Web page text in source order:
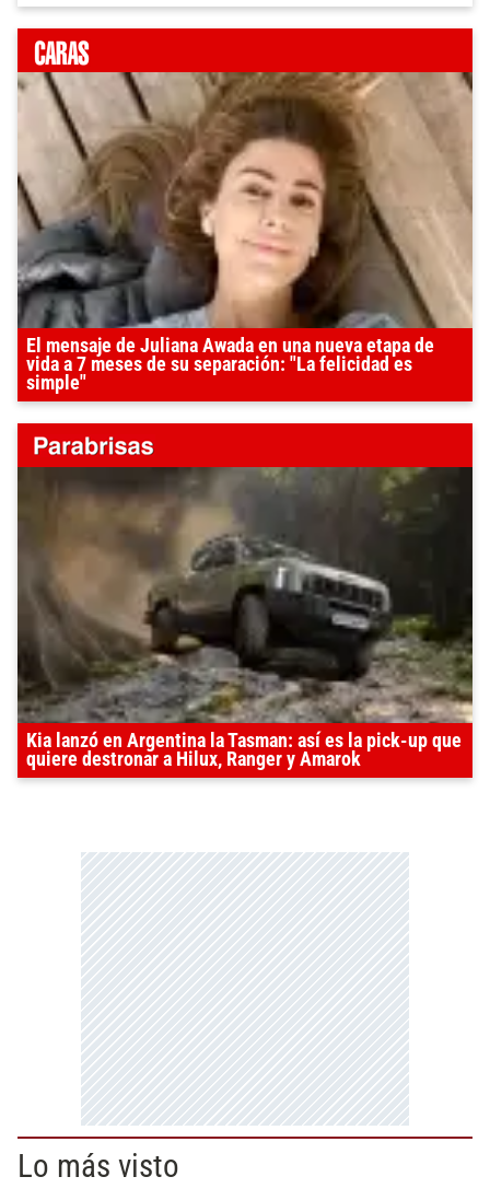
El mensaje de Juliana Awada en una nueva etapa de
vida a 7 meses de su separación: "La felicidad es
simple"
Kia lanzó en Argentina la Tasman: así es la pick-up que
quiere destronar a Hilux, Ranger y Amarok
Lo más visto